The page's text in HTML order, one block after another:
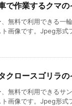
で作業するクマの
、無料で利用できる一
ト画像です。Jpeg形式
クロースゴリラの
、無料で利用できるサ
ト画像です。Jpeg形式